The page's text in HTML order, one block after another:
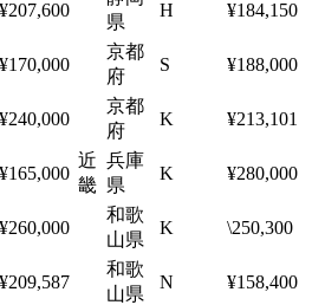
¥207,600
県
H ¥184,150
¥170,000
近
畿
京都
府
S ¥188,000
¥240,000
京都
府
K ¥213,101
¥165,000
兵庫
県
K ¥280,000
¥260,000
和歌
山県
K \250,300
¥209,587
和歌
山県
N ¥158,400